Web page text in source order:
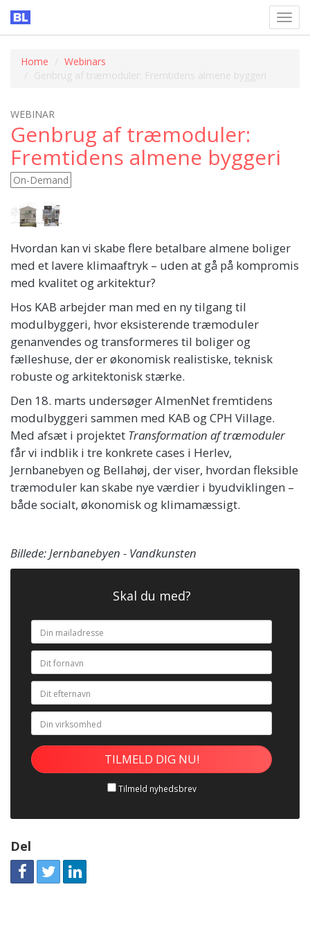
Home
Webinars
Genbrug af træmoduler: Fremtidens almene byggeri
WEBINAR
Genbrug af træmoduler:
Fremtidens almene byggeri
On-Demand
Hvordan kan vi skabe flere betalbare almene boliger
med et lavere klimaaftryk – uden at gå på kompromis
med kvalitet og arkitektur?
Hos KAB arbejder man med en ny tilgang til
modulbyggeri, hvor eksisterende træmoduler
genanvendes og transformeres til boliger og
fælleshuse, der er økonomisk realistiske, teknisk
robuste og arkitektonisk stærke.
Den 18. marts undersøger AlmenNet fremtidens
modulbyggeri sammen med KAB og CPH Village.
Med afsæt i projektet Transformation af træmoduler
får vi indblik i tre konkrete cases i Herlev,
Jernbanebyen og Bellahøj, der viser, hvordan fleksible
træmoduler kan skabe nye værdier i byudviklingen –
både socialt, økonomisk og klimamæssigt.
Billede: Jernbanebyen - Vandkunsten
Skal du med?
Tilmeld nyhedsbrev
Del